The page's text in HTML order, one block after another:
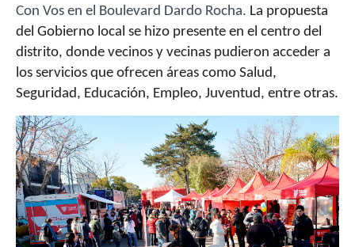
Con Vos en el Boulevard Dardo Rocha. La propuesta
del Gobierno local se hizo presente en el centro del
distrito, donde vecinos y vecinas pudieron acceder a
los servicios que ofrecen áreas como Salud,
Seguridad, Educación, Empleo, Juventud, entre otras.